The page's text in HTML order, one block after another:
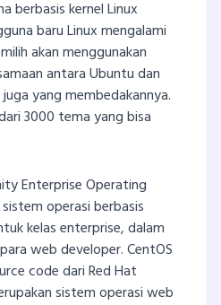
berbasis kernel Linux
baru Linux mengalami
akan menggunakan
antara Ubuntu dan
yang membedakannya.
3000 tema yang bisa
Enterprise Operating
operasi berbasis
kelas enterprise, dalam
web developer. CentOS
code dari Red Hat
sistem operasi web